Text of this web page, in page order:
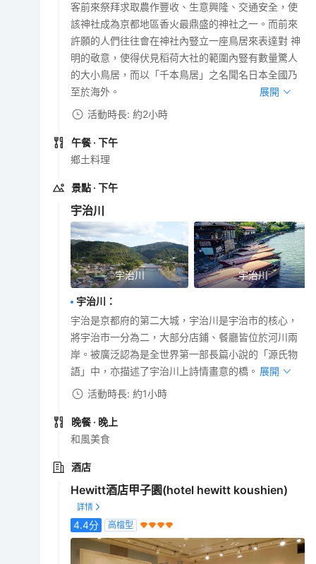
客前來祭拜求取農作豐收、生意興隆、交通安全，使
該神社成為京都地區香火最鼎盛的神社之一。而前來
許願的人們往往會在神社內豎立一座鳥居來表達對 神
明的敬意，使得伏見稻荷大社的範圍內豎有數量驚人
的大小鳥居，而以「千本鳥居」之名聞名日本全國乃
至於海外。
展開
活動時長: 約2小時
午餐 · 下午
鄉土料理
景點 · 下午
宇治川
宇治川 宇治川
宇治川 ：
宇治是京都府的第二大城，宇治川是宇治市的核心，
將宇治市一分為二，大部分店鋪、餐廳皆位於河川兩
岸。被廣泛認為是全世界第一部長篇小說的「源氏物
語」中，亦描述了宇治川上詩情畫意的橋。 展開
活動時長: 約1小時
晚餐 · 晚上
和風美食
酒店
Hewitt酒店甲子園(hotel hewitt koushien)
4.4分 高檔型